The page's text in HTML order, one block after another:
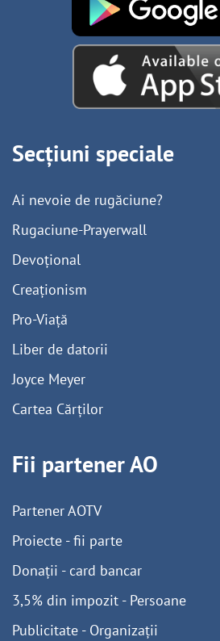
Secțiuni speciale
Ai nevoie de rugăciune?
Rugaciune-Prayerwall
Devoțional
Creaționism
Pro-Viață
Liber de datorii
Joyce Meyer
Cartea Cărților
Fii partener AO
Partener AOTV
Proiecte - fii parte
Donații - card bancar
3,5% din impozit - Persoane
Publicitate - Organizații